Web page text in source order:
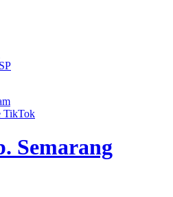
TikTok
Semarang